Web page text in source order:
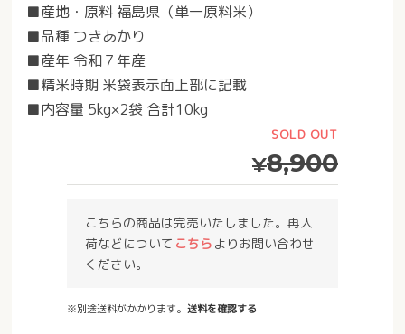
■産地・原料 福島県（単一原料米）
■品種 つきあかり
■産年 令和７年産
■精米時期 米袋表示面上部に記載
■内容量 5kg×2袋 合計10kg
SOLD OUT
¥8,900
こちらの商品は完売いたしました。再入
荷などについて こちら よりお問い合わせ
ください。
※別途送料がかかります。 送料を確認する